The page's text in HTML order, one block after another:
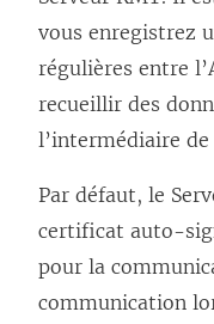
vous enregistrez
régulières entre
recueillir des
l’intermédiaire de
Par défaut, le
certificat auto-
pour la
communication